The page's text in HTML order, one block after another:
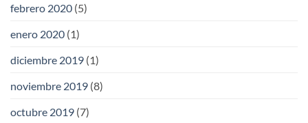
febrero 2020 (5)
enero 2020 (1)
diciembre 2019 (1)
noviembre 2019 (8)
octubre 2019 (7)